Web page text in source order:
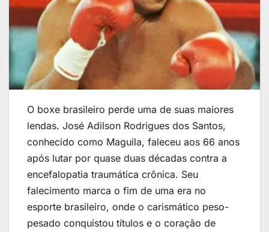
O boxe brasileiro perde uma de suas maiores
lendas. José Adilson Rodrigues dos Santos,
conhecido como Maguila, faleceu aos 66 anos
após lutar por quase duas décadas contra a
encefalopatia traumática crônica. Seu
falecimento marca o fim de uma era no
esporte brasileiro, onde o carismático peso-
pesado conquistou títulos e o coração de